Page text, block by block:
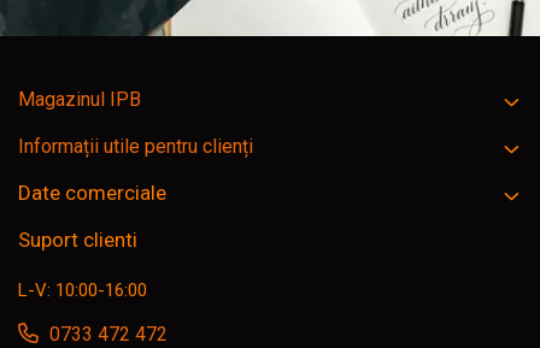
Magazinul IPB
Informații utile pentru clienți
Date comerciale
Suport clienti
L-V: 10:00-16:00
0733 472 472